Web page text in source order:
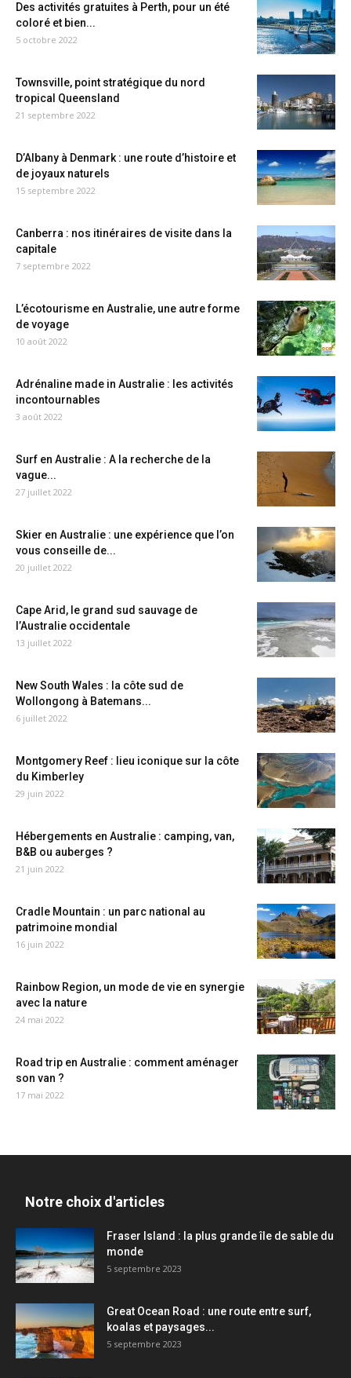
Des activités gratuites à Perth, pour un été
coloré et bien...
5 octobre 2022
Townsville, point stratégique du nord
tropical Queensland
21 septembre 2022
D’Albany à Denmark : une route d’histoire et
de joyaux naturels
15 septembre 2022
Canberra : nos itinéraires de visite dans la
capitale
7 septembre 2022
L’écotourisme en Australie, une autre forme
de voyage
10 août 2022
Adrénaline made in Australie : les activités
incontournables
3 août 2022
Surf en Australie : A la recherche de la
vague...
27 juillet 2022
Skier en Australie : une expérience que l’on
vous conseille de...
20 juillet 2022
Cape Arid, le grand sud sauvage de
l’Australie occidentale
13 juillet 2022
New South Wales : la côte sud de
Wollongong à Batemans...
6 juillet 2022
Montgomery Reef : lieu iconique sur la côte
du Kimberley
29 juin 2022
Hébergements en Australie : camping, van,
B&B ou auberges ?
21 juin 2022
Cradle Mountain : un parc national au
patrimoine mondial
16 juin 2022
Rainbow Region, un mode de vie en synergie
avec la nature
24 mai 2022
Road trip en Australie : comment aménager
son van ?
17 mai 2022
Notre choix d'articles
Fraser Island : la plus grande île de sable du
monde
5 septembre 2023
Great Ocean Road : une route entre surf,
koalas et paysages...
5 septembre 2023